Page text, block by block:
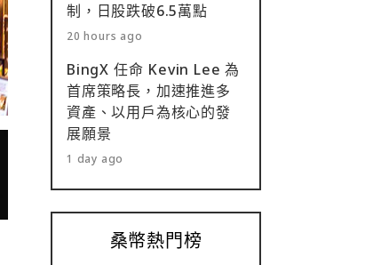
制，日股跌破6.5萬點
20 hours ago
BingX 任命 Kevin Lee 為
首席策略長，加速推進多
資產、以用戶為核心的發
展願景
1 day ago
桑幣熱門榜